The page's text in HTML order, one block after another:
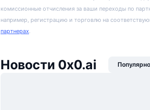
комиссионные отчисления за ваши переходы по
например, регистрацию и торговлю на
партнерах.
Новости 0x0.ai